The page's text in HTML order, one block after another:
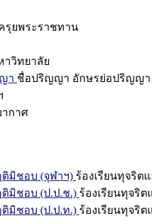
รุยพระราชทาน
าวิทยาลัย
า ชื่อปริญญา อักษรย่อปริญญา
กาศ
ติมิชอบ (จุฬาฯ) ร้องเรียนทุจริต
ติมิชอบ (ป.ป.ช.) ร้องเรียนทุจริ
ติมิชอบ (ป.ป.ท.) ร้องเรียนทุจริ